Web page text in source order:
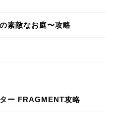
素敵なお庭〜攻略
ー FRAGMENT攻略